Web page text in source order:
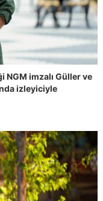
NGM imzalı Güller ve
izleyiciyle